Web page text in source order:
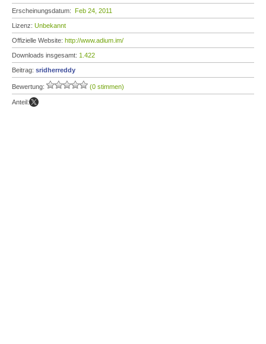
Erscheinungsdatum: Feb 24, 2011
Lizenz: Unbekannt
Offizielle Website: http://www.adium.im/
Downloads insgesamt: 1.422
Beitrag: sridherreddy
Bewertung: (0 stimmen)
Anteil: